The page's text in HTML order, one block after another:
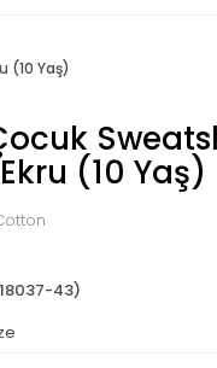
(10 Yaş)
Ekru (10 Yaş)
43)